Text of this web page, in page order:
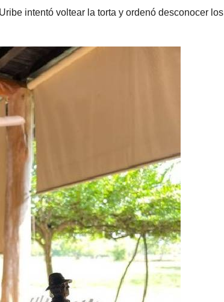
intentó voltear la torta y ordenó desconocer los